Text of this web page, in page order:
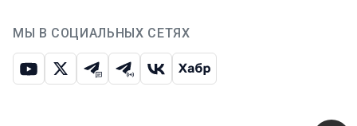
МЫ В СОЦИАЛЬНЫХ СЕТЯХ
ЮтубИкс Телеграм-чат
Телеграм-канал
ВКонтакте
Хабр